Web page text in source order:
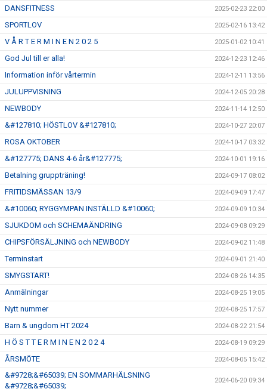
DANSFITNESS 2025-02-23 22:00
SPORTLOV 2025-02-16 13:42
V Å R T E R M I N E N 2 0 2 5 2025-01-02 10:41
God Jul till er alla! 2024-12-23 12:46
Information inför vårtermin 2024-12-11 13:56
JULUPPVISNING 2024-12-05 20:28
NEWBODY 2024-11-14 12:50
&#127810; HÖSTLOV &#127810; 2024-10-27 20:07
ROSA OKTOBER 2024-10-17 03:32
&#127775; DANS 4-6 år&#127775; 2024-10-01 19:16
Betalning gruppträning! 2024-09-17 08:02
FRITIDSMÄSSAN 13/9 2024-09-09 17:47
&#10060; RYGGYMPAN INSTÄLLD &#10060; 2024-09-09 10:34
SJUKDOM och SCHEMAÄNDRING 2024-09-08 09:29
CHIPSFÖRSÄLJNING och NEWBODY 2024-09-02 11:48
Terminstart 2024-09-01 21:40
SMYGSTART! 2024-08-26 14:35
Anmälningar 2024-08-25 19:05
Nytt nummer 2024-08-25 17:57
Barn & ungdom HT 2024 2024-08-22 21:54
H Ö S T T E R M I N E N 2 0 2 4 2024-08-19 09:29
ÅRSMÖTE 2024-08-05 15:42
&#9728;&#65039; EN SOMMARHÄLSNING
&#9728;&#65039;
2024-06-20 09:34